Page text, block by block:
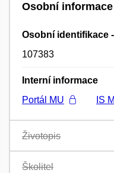
Osobní informace
Osobní identifikace
107383
Interní informace
Portál MU
IS
Životopis
Školitel